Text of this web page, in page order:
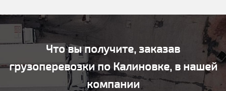
Что вы получите, заказав
грузоперевозки по Калиновке, в нашей
компании